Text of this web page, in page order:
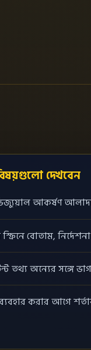
দেখবেন
আকর্ষণ
বোতাম,
তথ্য অন্যের সঙ্গে
করার আগে